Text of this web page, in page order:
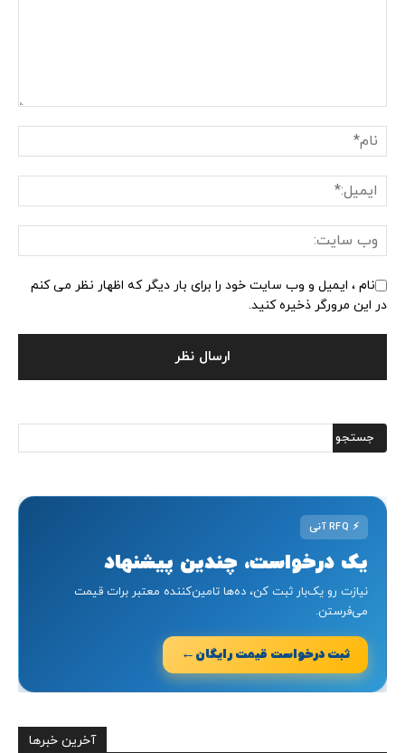
نام ، ایمیل و وب سایت خود را برای بار دیگر که اظهار نظر می کنم
در این مرورگر ذخیره کنید.
⚡
یک درخواست، چندین پیشنهاد
نیازت رو یک‌بار ثبت کن، ده‌ها تامین‌کننده معتبر برات قیمت
می‌فرستن.
ثبت درخواست قیمت رایگان ←
آخرین خبرها